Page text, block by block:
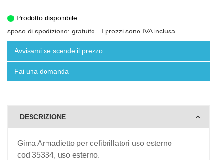
Prodotto disponibile
spese di spedizione: gratuite - I prezzi sono IVA inclusa
Avvisami se scende il prezzo
Fai una domanda
DESCRIZIONE
Gima Armadietto per defibrillatori uso esterno
cod:35334, uso esterno.